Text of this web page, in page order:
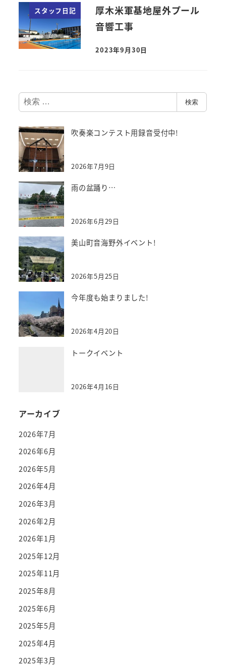
スタッフ日記
厚木米軍基地屋外プール
音響工事
2023年9月30日
検
索
検索
吹奏楽コンテスト用録音受付中!
2026年7月9日
雨の盆踊り…
2026年6月29日
美山町音海野外イベント!
2026年5月25日
今年度も始まりました!
2026年4月20日
トークイベント
2026年4月16日
アーカイブ
2026年7月
2026年6月
2026年5月
2026年4月
2026年3月
2026年2月
2026年1月
2025年12月
2025年11月
2025年8月
2025年6月
2025年5月
2025年4月
2025年3月